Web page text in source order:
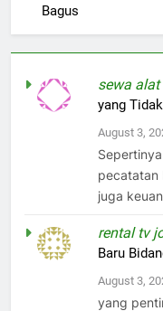
Bagus
sewa alat
yang
August 3,
pecatatan
juga
rental tv
Baru
August 3,
yang